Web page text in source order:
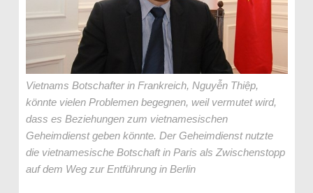
Vietnams Botschafter in Frankreich, Nguyễn Thiệp,
könnte vielen Problemen begegnen, weil vermutet wird,
dass es Beziehungen zum vietnamesischen
Geheimdienst geben könnte. Der Geheimdienst nutzte
die vietnamesische Botschaft in Paris als Zwischenstopp
auf dem Weg zur Entführung in Berlin